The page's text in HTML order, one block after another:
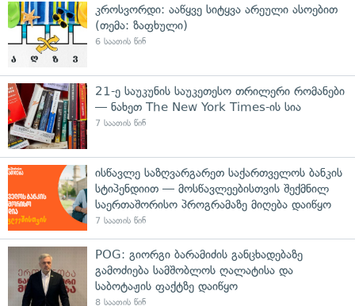
კროსვორდი: ააწყვე სიტყვა არეული ასოებით
(თემა: ზაფხული)
6 საათის წინ
21-ე საუკუნის საუკეთესო თრილერი რომანები
— ნახეთ The New York Times-ის სია
7 საათის წინ
ისწავლე საზღვარგარეთ საქართველოს ბანკის
სტიპენდიით — მოსწავლეებისთვის შექმნილ
საერთაშორისო პროგრამაზე მიღება დაიწყო
7 საათის წინ
POG: გიორგი ბარამიძის განცხადებაზე
გამოძიება სამშობლოს ღალატისა და
საბოტაჟის ფაქტზე დაიწყო
8 საათის წინ